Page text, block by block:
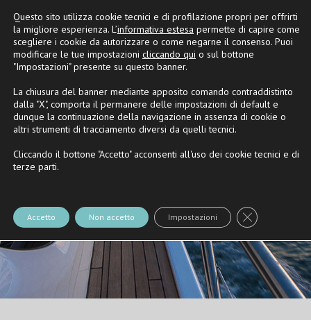
PartnerRivaeNautica Casarola
Questo sito utilizza cookie tecnici e di profilazione propri per offrirti
la migliore esperienza. L’informativa estesa permette di capire come
scegliere i cookie da autorizzare o come negarne il consenso. Puoi
modificare le tue impostazioni cliccando qui o sul bottone
"Impostazioni" presente su questo banner.
La chiusura del banner mediante apposito comando contraddistinto
dalla "X", comporta il permanere delle impostazioni di default e
dunque la continuazione della navigazione in assenza di cookie o
altri strumenti di tracciamento diversi da quelli tecnici.
Cliccando il bottone "Accetto" acconsenti all'uso dei cookie tecnici e di
terze parti.
Accetto Non accetto Impostazioni Close GDPR